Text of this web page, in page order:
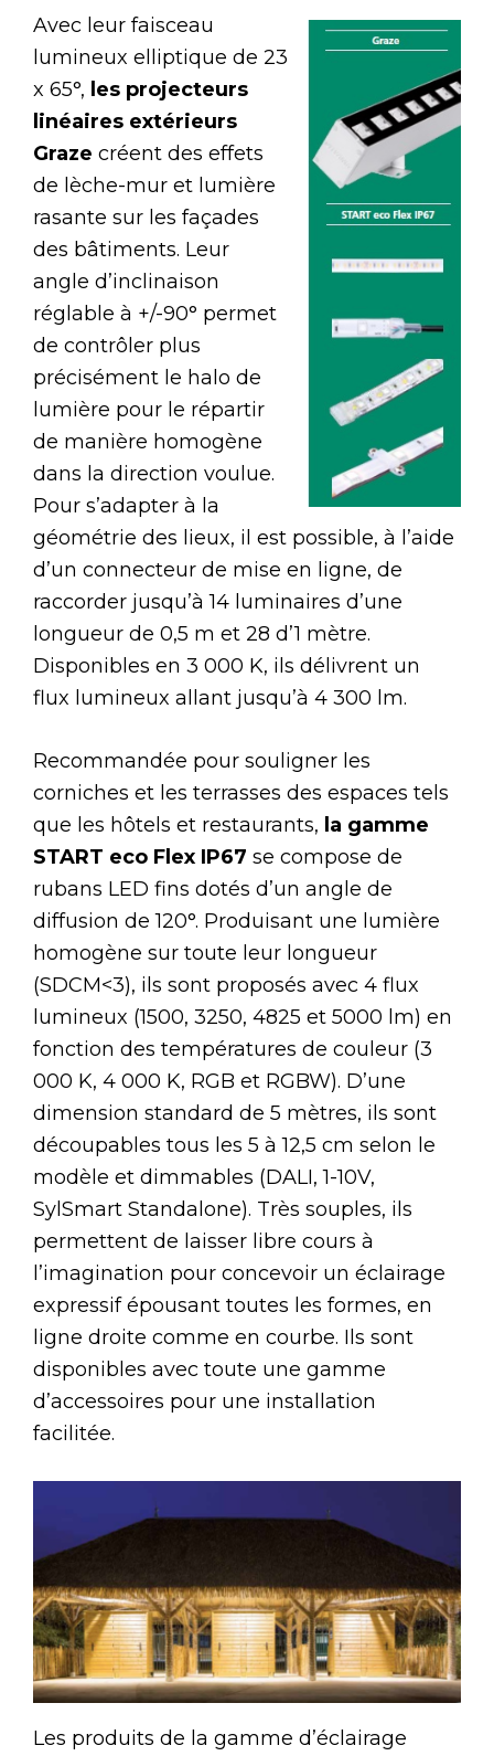
Avec leur faisceau
lumineux elliptique de 23
x 65°, les projecteurs
linéaires extérieurs
Graze créent des effets
de lèche-mur et lumière
rasante sur les façades
des bâtiments. Leur
angle d’inclinaison
réglable à +/-90° permet
de contrôler plus
précisément le halo de
lumière pour le répartir
de manière homogène
dans la direction voulue.
Pour s’adapter à la
géométrie des lieux, il est possible, à l’aide
d’un connecteur de mise en ligne, de
raccorder jusqu’à 14 luminaires d’une
longueur de 0,5 m et 28 d’1 mètre.
Disponibles en 3 000 K, ils délivrent un
flux lumineux allant jusqu’à 4 300 lm.
Recommandée pour souligner les
corniches et les terrasses des espaces tels
que les hôtels et restaurants, la gamme
START eco Flex IP67 se compose de
rubans LED fins dotés d’un angle de
diffusion de 120°. Produisant une lumière
homogène sur toute leur longueur
(SDCM<3), ils sont proposés avec 4 flux
lumineux (1500, 3250, 4825 et 5000 lm) en
fonction des températures de couleur (3
000 K, 4 000 K, RGB et RGBW). D’une
dimension standard de 5 mètres, ils sont
découpables tous les 5 à 12,5 cm selon le
modèle et dimmables (DALI, 1-10V,
SylSmart Standalone). Très souples, ils
permettent de laisser libre cours à
l’imagination pour concevoir un éclairage
expressif épousant toutes les formes, en
ligne droite comme en courbe. Ils sont
disponibles avec toute une gamme
d’accessoires pour une installation
facilitée.
Les produits de la gamme d’éclairage